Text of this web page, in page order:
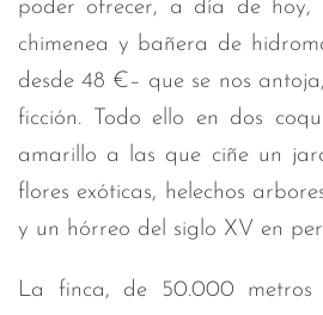
poder ofrecer, a día de hoy,
chimenea y bañera de
desde 48 €– que se nos
ficción. Todo ello en dos
amarillo a las que ciñe un
flores exóticas, helechos
y un hórreo del siglo XV en
La finca, de 50.000 metros